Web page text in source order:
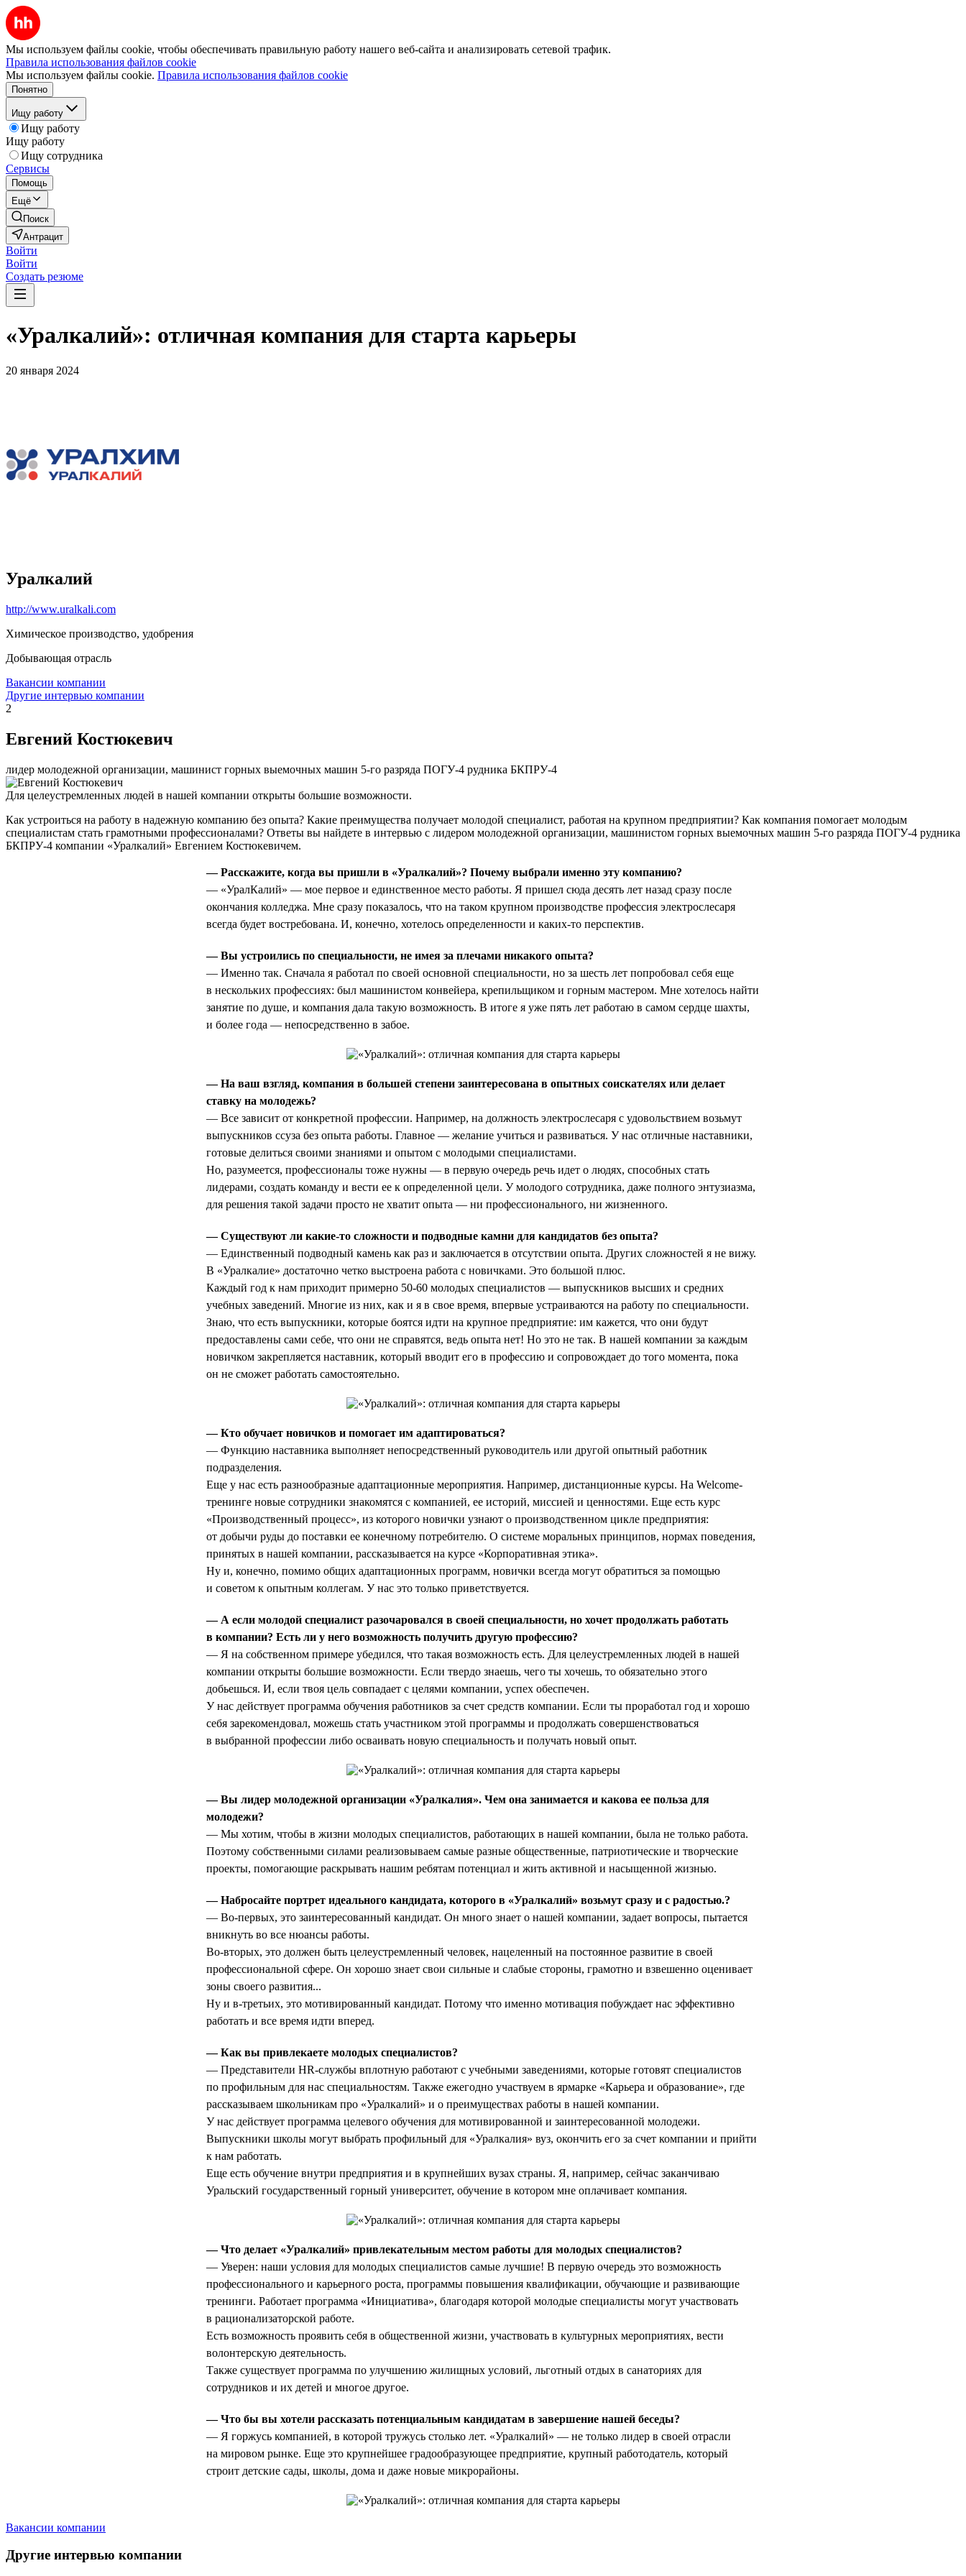
Мы используем файлы cookie, чтобы обеспечивать правильную работу нашего веб-сайта и анализировать сетевой трафик.
Правила использования файлов cookie
Мы используем файлы cookie. Правила использования файлов cookie
Понятно
Ищу работу
Ищу работу
Ищу работу
Ищу сотрудника
Сервисы
Помощь
Ещё
Поиск
Антрацит
Войти
Войти
Создать резюме
«Уралкалий»: отличная компания для старта карьеры
20 января 2024
Уралкалий
http://www.uralkali.com
Химическое производство, удобрения
Добывающая отрасль
Вакансии компании
Другие интервью компании
2
Евгений Костюкевич
лидер молодежной организации, машинист горных выемочных машин 5-го разряда ПОГУ-4 рудника БКПРУ-4
Для целеустремленных людей в нашей компании открыты большие возможности.
Как устроиться на работу в надежную компанию без опыта? Какие преимущества получает молодой специалист, работая на крупном предприятии? Как компания помогает молодым
специалистам стать грамотными профессионалами? Ответы вы найдете в интервью с лидером молодежной организации, машинистом горных выемочных машин 5-го разряда ПОГУ-4 рудника
БКПРУ-4 компании «Уралкалий» Евгением Костюкевичем.
— Расскажите, когда вы пришли в «Уралкалий»? Почему выбрали именно эту компанию?
— «УралКалий» — мое первое и единственное место работы. Я пришел сюда десять лет назад сразу после
окончания колледжа. Мне сразу показалось, что на таком крупном производстве профессия электрослесаря
всегда будет востребована. И, конечно, хотелось определенности и каких-то перспектив.
— Вы устроились по специальности, не имея за плечами никакого опыта?
— Именно так. Сначала я работал по своей основной специальности, но за шесть лет попробовал себя еще
в нескольких профессиях: был машинистом конвейера, крепильщиком и горным мастером. Мне хотелось найти
занятие по душе, и компания дала такую возможность. В итоге я уже пять лет работаю в самом сердце шахты,
и более года — непосредственно в забое.
— На ваш взгляд, компания в большей степени заинтересована в опытных соискателях или делает
ставку на молодежь?
— Все зависит от конкретной профессии. Например, на должность электрослесаря с удовольствием возьмут
выпускников ссуза без опыта работы. Главное — желание учиться и развиваться. У нас отличные наставники,
готовые делиться своими знаниями и опытом с молодыми специалистами.
Но, разумеется, профессионалы тоже нужны — в первую очередь речь идет о людях, способных стать
лидерами, создать команду и вести ее к определенной цели. У молодого сотрудника, даже полного энтузиазма,
для решения такой задачи просто не хватит опыта — ни профессионального, ни жизненного.
— Существуют ли какие-то сложности и подводные камни для кандидатов без опыта?
— Единственный подводный камень как раз и заключается в отсутствии опыта. Других сложностей я не вижу.
В «Уралкалие» достаточно четко выстроена работа с новичками. Это большой плюс.
Каждый год к нам приходит примерно 50-60 молодых специалистов — выпускников высших и средних
учебных заведений. Многие из них, как и я в свое время, впервые устраиваются на работу по специальности.
Знаю, что есть выпускники, которые боятся идти на крупное предприятие: им кажется, что они будут
предоставлены сами себе, что они не справятся, ведь опыта нет! Но это не так. В нашей компании за каждым
новичком закрепляется наставник, который вводит его в профессию и сопровождает до того момента, пока
он не сможет работать самостоятельно.
— Кто обучает новичков и помогает им адаптироваться?
— Функцию наставника выполняет непосредственный руководитель или другой опытный работник
подразделения.
Еще у нас есть разнообразные адаптационные мероприятия. Например, дистанционные курсы. На Welcome-
тренинге новые сотрудники знакомятся с компанией, ее историй, миссией и ценностями. Еще есть курс
«Производственный процесс», из которого новички узнают о производственном цикле предприятия:
от добычи руды до поставки ее конечному потребителю. О системе моральных принципов, нормах поведения,
принятых в нашей компании, рассказывается на курсе «Корпоративная этика».
Ну и, конечно, помимо общих адаптационных программ, новички всегда могут обратиться за помощью
и советом к опытным коллегам. У нас это только приветствуется.
— А если молодой специалист разочаровался в своей специальности, но хочет продолжать работать
в компании? Есть ли у него возможность получить другую профессию?
— Я на собственном примере убедился, что такая возможность есть. Для целеустремленных людей в нашей
компании открыты большие возможности. Если твердо знаешь, чего ты хочешь, то обязательно этого
добьешься. И, если твоя цель совпадает с целями компании, успех обеспечен.
У нас действует программа обучения работников за счет средств компании. Если ты проработал год и хорошо
себя зарекомендовал, можешь стать участником этой программы и продолжать совершенствоваться
в выбранной профессии либо осваивать новую специальность и получать новый опыт.
— Вы лидер молодежной организации «Уралкалия». Чем она занимается и какова ее польза для
молодежи?
— Мы хотим, чтобы в жизни молодых специалистов, работающих в нашей компании, была не только работа.
Поэтому собственными силами реализовываем самые разные общественные, патриотические и творческие
проекты, помогающие раскрывать нашим ребятам потенциал и жить активной и насыщенной жизнью.
— Набросайте портрет идеального кандидата, которого в «Уралкалий» возьмут сразу и с радостью.?
— Во-первых, это заинтересованный кандидат. Он много знает о нашей компании, задает вопросы, пытается
вникнуть во все нюансы работы.
Во-вторых, это должен быть целеустремленный человек, нацеленный на постоянное развитие в своей
профессиональной сфере. Он хорошо знает свои сильные и слабые стороны, грамотно и взвешенно оценивает
зоны своего развития...
Ну и в-третьих, это мотивированный кандидат. Потому что именно мотивация побуждает нас эффективно
работать и все время идти вперед.
— Как вы привлекаете молодых специалистов?
— Представители HR-службы вплотную работают с учебными заведениями, которые готовят специалистов
по профильным для нас специальностям. Также ежегодно участвуем в ярмарке «Карьера и образование», где
рассказываем школьникам про «Уралкалий» и о преимуществах работы в нашей компании.
У нас действует программа целевого обучения для мотивированной и заинтересованной молодежи.
Выпускники школы могут выбрать профильный для «Уралкалия» вуз, окончить его за счет компании и прийти
к нам работать.
Еще есть обучение внутри предприятия и в крупнейших вузах страны. Я, например, сейчас заканчиваю
Уральский государственный горный университет, обучение в котором мне оплачивает компания.
— Что делает «Уралкалий» привлекательным местом работы для молодых специалистов?
— Уверен: наши условия для молодых специалистов самые лучшие! В первую очередь это возможность
профессионального и карьерного роста, программы повышения квалификации, обучающие и развивающие
тренинги. Работает программа «Инициатива», благодаря которой молодые специалисты могут участвовать
в рационализаторской работе.
Есть возможность проявить себя в общественной жизни, участвовать в культурных мероприятиях, вести
волонтерскую деятельность.
Также существует программа по улучшению жилищных условий, льготный отдых в санаториях для
сотрудников и их детей и многое другое.
— Что бы вы хотели рассказать потенциальным кандидатам в завершение нашей беседы?
— Я горжусь компанией, в которой тружусь столько лет. «Уралкалий» — не только лидер в своей отрасли
на мировом рынке. Еще это крупнейшее градообразующее предприятие, крупный работодатель, который
строит детские сады, школы, дома и даже новые микрорайоны.
Вакансии компании
Другие интервью компании